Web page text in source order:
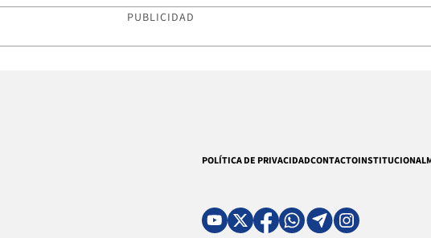
PUBLICIDAD
POLÍTICA DE PRIVACIDADCONTACTOINSTITUCIONAL